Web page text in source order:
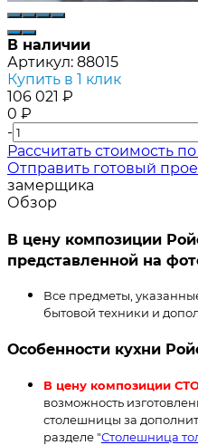
В наличии
Артикул: 88015
Купить в 1 клик
106 021 ₽
0 ₽
-
Расcчитать стоимость
Отправить готовый
замерщика
Обзор
В цену композиции
представленной на
Все предметы,
бытовой техники и
Особенности кухни
В цену композиции
возможность
столешницы за
разделе "Столешница